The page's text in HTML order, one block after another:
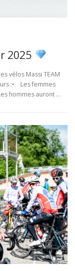
2025
vélos Massi TEAM
:• Les femmes
hommes auront …